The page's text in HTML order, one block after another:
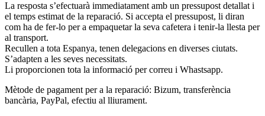
La resposta s’efectuarà immediatament amb un pressupost detallat i
el temps estimat de la reparació. Si accepta el pressupost, li diran
com ha de fer-lo per a empaquetar la seva cafetera i tenir-la llesta per
al transport.
Recullen a tota Espanya, tenen delegacions en diverses ciutats.
S’adapten a les seves necessitats.
Li proporcionen tota la informació per correu i Whastsapp.
Mètode de pagament per a la reparació: Bizum, transferència
bancària, PayPal, efectiu al lliurament.